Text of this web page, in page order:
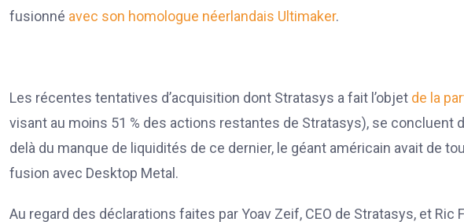
fusionné avec son homologue néerlandais Ultimaker.
Les récentes tentatives d’acquisition dont Stratasys a fait l’objet de la
visant au moins 51 % des actions restantes de Stratasys), se concluent
delà du manque de liquidités de ce dernier, le géant américain avait de
fusion avec Desktop Metal.
Au regard des déclarations faites par Yoav Zeif, CEO de Stratasys, et Ric